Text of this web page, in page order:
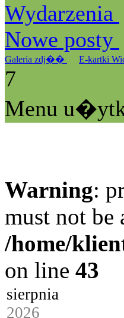
Wydarzenia
Nowe posty
Galeria zdj�� E-kartki
7
Menu
Warning:
must not be
/home/
on line 43
sierpnia
2026